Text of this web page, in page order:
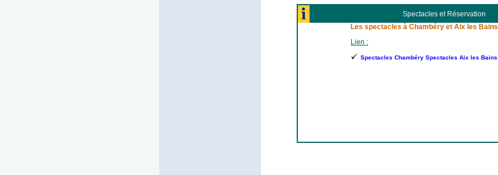
Spectacles et Réservation
Les spectacles à Chambéry et Aix les Bains
Lien :
Spectacles Chambéry Spectacles Aix les Bains